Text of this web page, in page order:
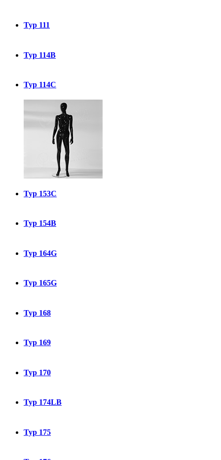
Typ 111
Typ 114B
Typ 114C
Typ 153C
Typ 154B
Typ 164G
Typ 165G
Typ 168
Typ 169
Typ 170
Typ 174LB
Typ 175